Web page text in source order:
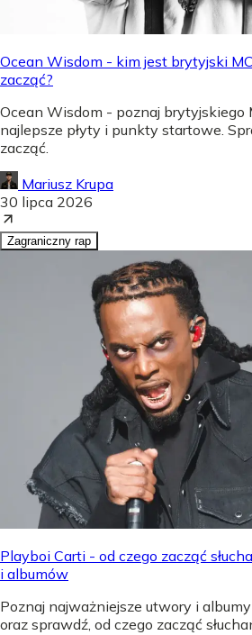
Ocean Wisdom - kim jest brytyjski
zacząć?
Ocean Wisdom - poznaj brytyjskiego
najlepsze płyty i punkty startowe.
zacząć.
Mariusz Krupa
30 lipca 2026
Zagraniczny rap
Playboi Carti - od czego zacząć
i albumów
Poznaj najważniejsze utwory i
oraz sprawdź, od czego zacząć